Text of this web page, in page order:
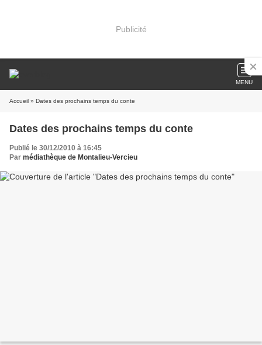
Publicité
MENU
Accueil » Dates des prochains temps du conte
Dates des prochains temps du conte
Publié le 30/12/2010 à 16:45
Par médiathèque de Montalieu-Vercieu